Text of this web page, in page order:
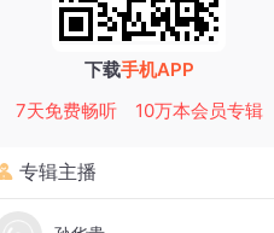
下载手机APP
7天免费畅听
10万本会员专辑
专辑主播